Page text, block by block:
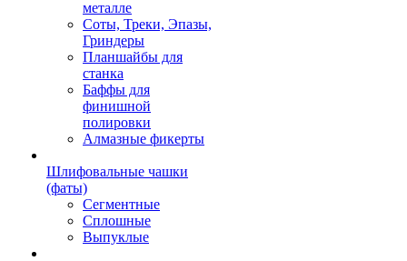
металле
Соты, Треки, Эпазы,
Гриндеры
Планшайбы для
станка
Баффы для
финишной
полировки
Алмазные фикерты
Шлифовальные чашки
(фаты)
Сегментные
Сплошные
Выпуклые